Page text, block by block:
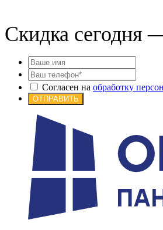
Скидка сегодня
Согласен на обработку
ОТПРАВИТЬ